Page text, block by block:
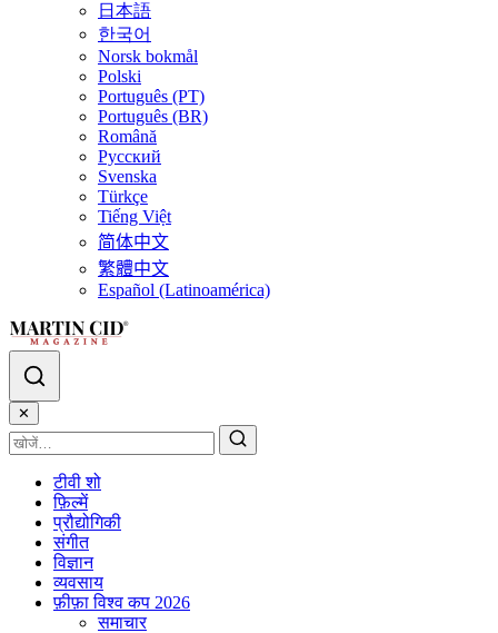
日本語
한국어
Norsk bokmål
Polski
Português (PT)
Português (BR)
Română
Русский
Svenska
Türkçe
Tiếng Việt
简体中文
繁體中文
Español (Latinoamérica)
✕
टीवी शो
फ़िल्में
प्रौद्योगिकी
संगीत
विज्ञान
व्यवसाय
फ़ीफ़ा विश्व कप 2026
समाचार